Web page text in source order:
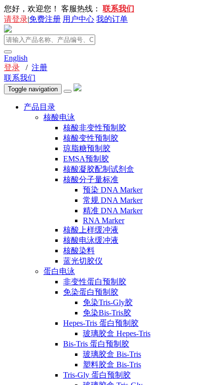
您好，欢迎您！ 客服热线： 联系我们
请登录|免费注册 用户中心 我的订单
English
登录 / 注册
联系我们
Toggle navigation
产品目录
核酸电泳
核酸非变性预制胶
核酸变性预制胶
琼脂糖预制胶
EMSA预制胶
核酸凝胶配制试剂盒
核酸分子量标准
预染 DNA Marker
常规 DNA Marker
精准 DNA Marker
RNA Marker
核酸上样缓冲液
核酸电泳缓冲液
核酸染料
蓝光切胶仪
蛋白电泳
非变性蛋白预制胶
免染蛋白预制胶
免染Tris-Gly胶
免染Bis-Tris胶
Hepes-Tris 蛋白预制胶
玻璃胶盒 Hepes-Tris
Bis-Tris 蛋白预制胶
玻璃胶盒 Bis-Tris
塑料胶盒 Bis-Tris
Tris-Gly 蛋白预制胶